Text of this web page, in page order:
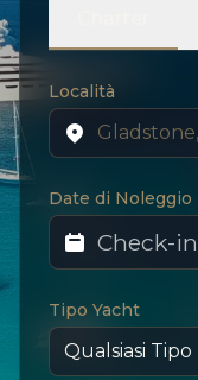
Località
Date di Noleggio
Tipo Yacht